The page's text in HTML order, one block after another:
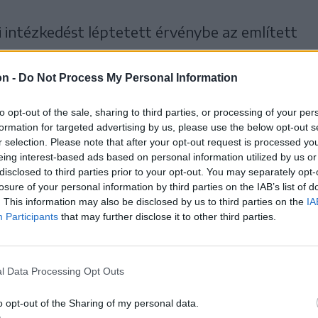
- Do Not Process My Personal Information
opt-out of the sale, sharing to third parties, or processing of your
for targeted advertising by us, please use the below opt-out
selection. Please note that after your opt-out request is processed
interest-based ads based on personal information utilized by us
to third parties prior to your opt-out. You may separately
of your personal information by third parties on the IAB’s list of
This information may also be disclosed by us to third parties on the
Participants that may further disclose it to other third parties.
Data Processing Opt Outs
opt-out of the Sharing of my personal data.
intézkedést léptetett érvénybe az említett
karperecet
áldozat biztonsága